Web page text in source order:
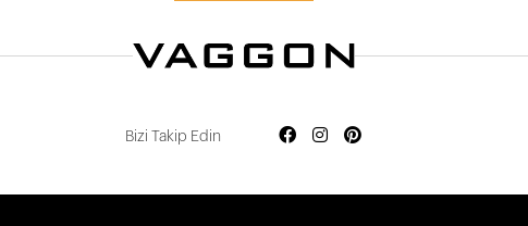
Bizi Takip Edin